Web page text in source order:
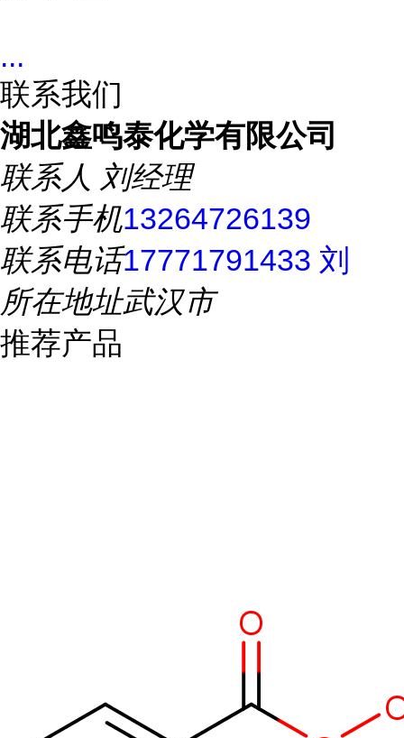
...
联系我们
湖北鑫鸣泰化学有限公司
联系人 刘经理
联系手机13264726139
联系电话17771791433 刘
所在地址武汉市
推荐产品